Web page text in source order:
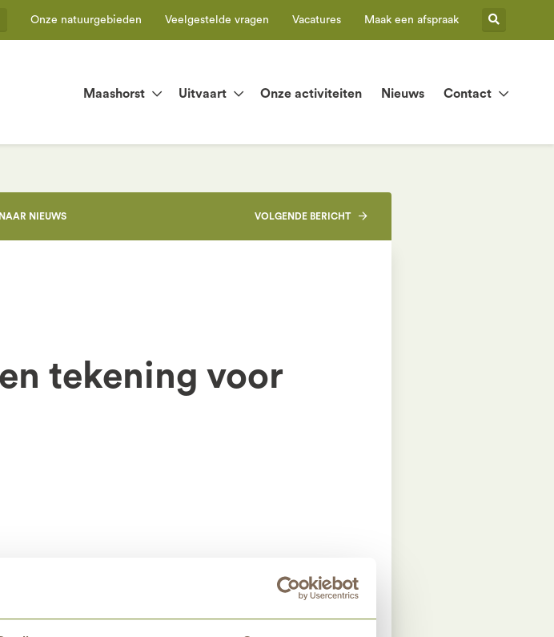
Maashorst Uitvaart Onze activiteiten Nieuws Contact
Onze natuurgebieden Veelgestelde vragen Vacatures Maak een afspraak
NIEUWS VOLGENDEBERICHT
tekening voor